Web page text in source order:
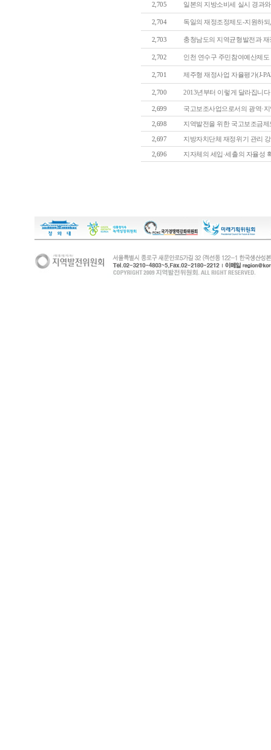
2,705 일본의 지방소비세 실시 경과
2,704 독일의 재정조정제도-지원하
2,703 충청남도의 지역균형발전과 재
2,702 인천 연수구 주민참여예산제도
2,701 제주형 재정사업 자율평가(J-
2,700 2013년부터 이렇게 달라집니다
2,699 국고보조사업으로서의 광역·
2,698 지역발전을 위한 국고보조금제
2,697 지방자치단체 재정위기 관리
2,696 지자체의 세입·세출의 자율성